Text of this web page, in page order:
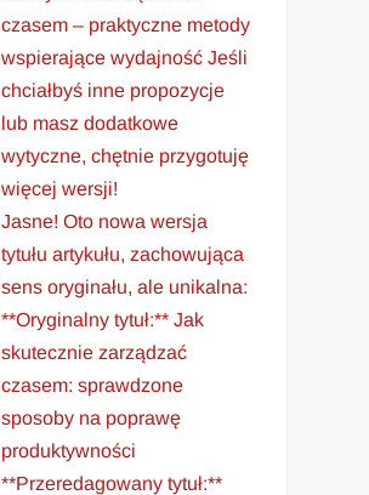
czasem – praktyczne metody
wspierające wydajność Jeśli
chciałbyś inne propozycje
lub masz dodatkowe
wytyczne, chętnie przygotuję
więcej wersji!
Jasne! Oto nowa wersja
tytułu artykułu, zachowująca
sens oryginału, ale unikalna:
**Oryginalny tytuł:** Jak
skutecznie zarządzać
czasem: sprawdzone
sposoby na poprawę
produktywności
**Przeredagowany tytuł:**